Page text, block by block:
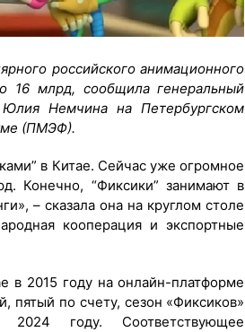
российского анимационного
16 млрд, сообщила генеральный
Немчина на Петербургском
(ПМЭФ).
в Китае. Сейчас уже огромное
Конечно, “Фиксики” занимают в
– сказала она на круглом столе
кооперация и экспортные
в 2015 году на онлайн-платформе
пятый по счету, сезон «Фиксиков»
году. Соответствующее